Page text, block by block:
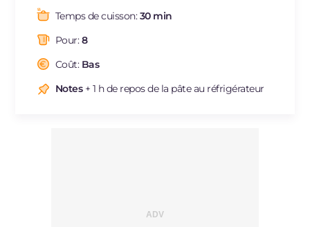
Graisses
Fibre
Cholestérol
Sodium mg
Temps de cuisson:30 min
Pour:8
Coût: Bas
Notes+ 1 h de repos de la pâte au réfrigérateur